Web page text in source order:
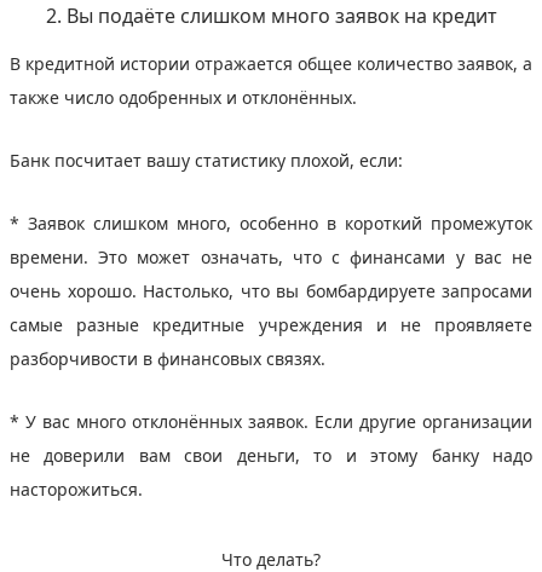
2. Вы подаёте слишком много заявок на кредит
В кредитной истории отражается общее количество заявок, а
также число одобренных и отклонённых.
Банк посчитает вашу статистику плохой, если:
* Заявок слишком много, особенно в короткий промежуток
времени. Это может означать, что с финансами у вас не
очень хорошо. Настолько, что вы бомбардируете запросами
самые разные кредитные учреждения и не проявляете
разборчивости в финансовых связях.
* У вас много отклонённых заявок. Если другие организации
не доверили вам свои деньги, то и этому банку надо
насторожиться.
Что делать?